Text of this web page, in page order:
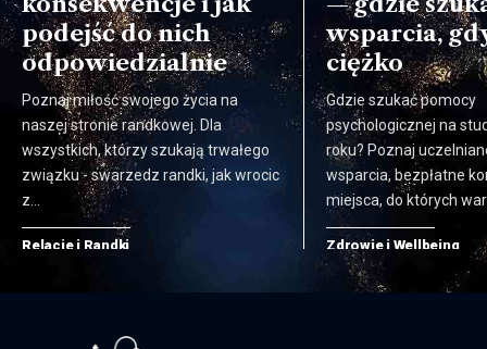
podejść do nich
odpowiedzialnie
Poznaj miłość swojego życia na
naszej stronie randkowej. Dla
wszystkich, którzy szukają trwałego
związku - swarzedz randki, jak wrocic
z…
Relacje i Randki
wsparcia,
ciężko
Gdzie szukać pomocy
psychologicznej na
roku? Poznaj
wsparcia, bezpłatne
miejsca, do których
Zdrowie i Wellbeing